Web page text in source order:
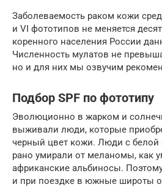
Заболеваемость раком кожи
и VI фототипов не меняется
коренного населения России
Численность мулатов не
но и для них мы озвучим
Подбор SPF по фототипу
Эволюционно в жарком и
выживали люди, которые
черный цвет кожи. Люди с белой
рано умирали от меланомы, как
африканские альбиносы.
и при поездке в южные широты